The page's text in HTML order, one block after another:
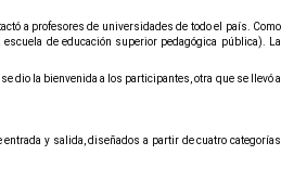
a profesores de universidades de todo el país. Como
de educación superior pedagógica pública). La
dio la bienvenida a los participantes, otra que se llevó a
entrada y salida,diseñados a partir de cuatro categorías